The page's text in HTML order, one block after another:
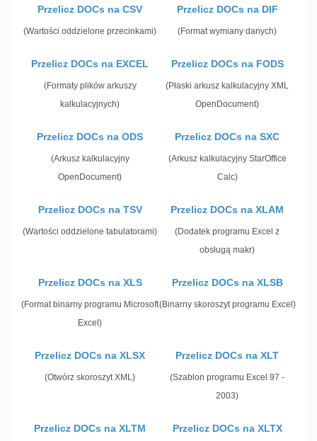
Przelicz DOCs na CSV
(Wartości oddzielone przecinkami)
Przelicz DOCs na DIF
(Format wymiany danych)
Przelicz DOCs na EXCEL
(Formaty plików arkuszy
kalkulacyjnych)
Przelicz DOCs na FODS
(Płaski arkusz kalkulacyjny XML
OpenDocument)
Przelicz DOCs na ODS
(Arkusz kalkulacyjny
OpenDocument)
Przelicz DOCs na SXC
(Arkusz kalkulacyjny StarOffice
Calc)
Przelicz DOCs na TSV
(Wartości oddzielone tabulatorami)
Przelicz DOCs na XLAM
(Dodatek programu Excel z
obsługą makr)
Przelicz DOCs na XLS
(Format binarny programu Microsoft
Excel)
Przelicz DOCs na XLSB
(Binarny skoroszyt programu Excel)
Przelicz DOCs na XLSX
(Otwórz skoroszyt XML)
Przelicz DOCs na XLT
(Szablon programu Excel 97 -
2003)
Przelicz DOCs na XLTM Przelicz DOCs na XLTX